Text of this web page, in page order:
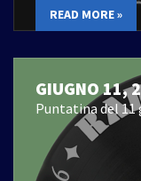
READ MORE »
GIUGNO 11,
Puntatina del